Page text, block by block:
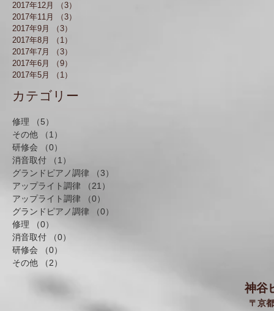
2017年12月
（3）
2017年11月
（3）
2017年9月
（3）
2017年8月
（1）
2017年7月
（3）
2017年6月
（9）
2017年5月
（1）
​カテゴリー
修理 （5）
その他
（1）
研修会
（0）
消音取付
（1）
グランドピアノ調律
（3）
アップライト調律
（21）
アップライト調律
（0）
グランドピアノ調律
（0）
修理
（0）
消音取付
（0）
研修会
（0）
その他
（2）
神谷
〒京